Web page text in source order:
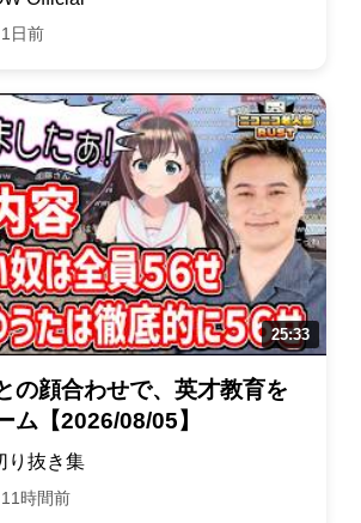
日前
の顔合わせで、英才教育を
ム【2026/08/05】
り抜き集
時間前